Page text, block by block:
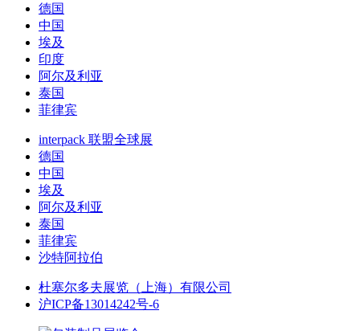
德国
中国
埃及
印度
阿尔及利亚
泰国
菲律宾
interpack 联盟全球展
德国
中国
埃及
阿尔及利亚
泰国
菲律宾
沙特阿拉伯
杜塞尔多夫展览（上海）有限公司
沪ICP备13014242号-6